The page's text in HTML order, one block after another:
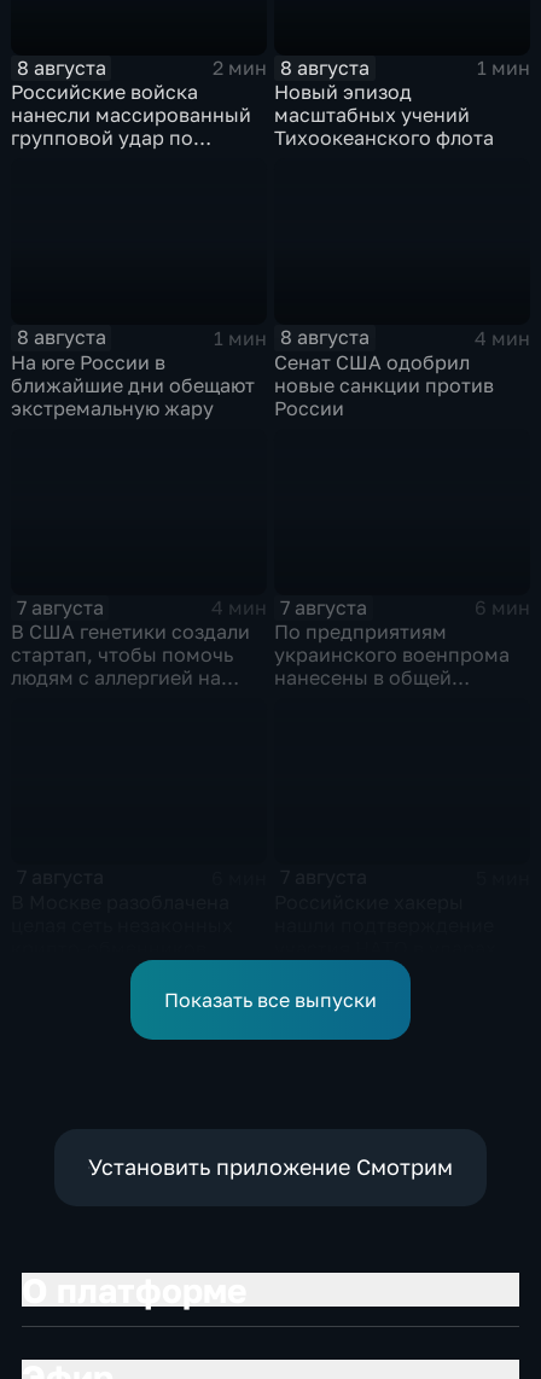
8 августа
2 мин
Российские войска
нанесли массированный
групповой удар по
8 августа
1 мин
Новый эпизод
масштабных учений
Тихоокеанского флота
8 августа
1 мин
На юге России в
ближайшие дни обещают
экстремальную жару
8 августа
4 мин
Сенат США одобрил
новые санкции против
России
7 августа
4 мин
В США генетики создали
стартап, чтобы помочь
людям с аллергией на
7 августа
6 мин
По предприятиям
украинского военпрома
нанесены в общей
Показать все выпуски
Установить приложение Смотрим